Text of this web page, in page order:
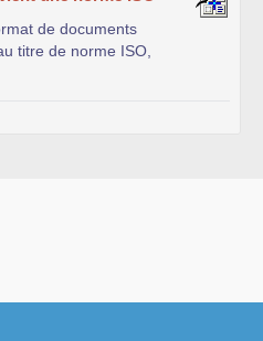
de documents
titre de norme ISO,